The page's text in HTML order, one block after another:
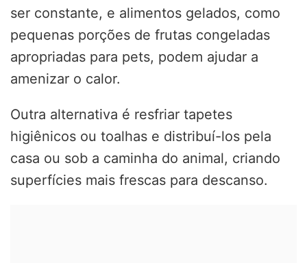
ser constante, e alimentos gelados, como
pequenas porções de frutas congeladas
apropriadas para pets, podem ajudar a
amenizar o calor.
Outra alternativa é resfriar tapetes
higiênicos ou toalhas e distribuí-los pela
casa ou sob a caminha do animal, criando
superfícies mais frescas para descanso.